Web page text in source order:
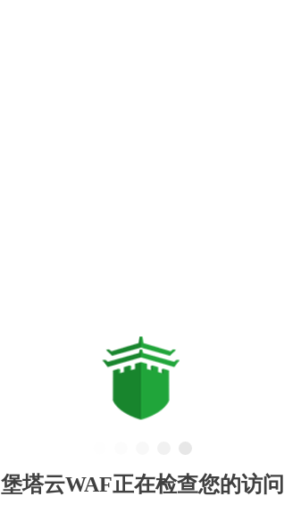
堡塔云WAF正在检查您的访问